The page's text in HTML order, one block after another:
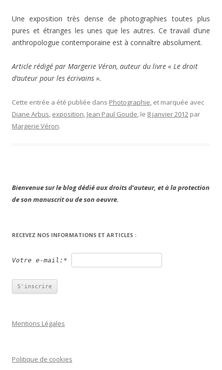
Une exposition très dense de photographies toutes plus
pures et étranges les unes que les autres. Ce travail d’une
anthropologue contemporaine est à connaître absolument.
Article rédigé par Margerie Véron, auteur du livre « Le droit
d’auteur pour les écrivains ».
Cette entrée a été publiée dans Photographie, et marquée avec
Diane Arbus, exposition, Jean Paul Goude, le 8 janvier 2012 par
Margerie Véron.
Bienvenue sur le blog dédié aux droits d’auteur, et à la protection
de son manuscrit ou de son oeuvre.
RECEVEZ NOS INFORMATIONS ET ARTICLES :
Votre e-mail:*
Mentions Légales
Politique de cookies